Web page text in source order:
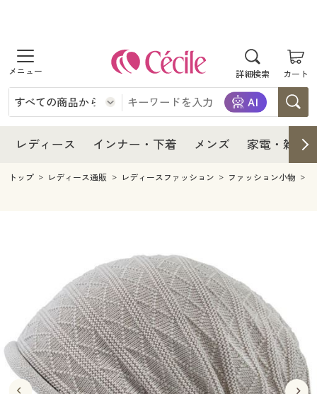
詳細検索 カート
商品を探す
レディース
レディースファッション
インナー・下着
インナー・下着通販すべて
ジュニア・ティーンズ下着
メンズ
メンズ下着
キッチン・雑貨・日用品
寝具・インテリア・家具
寝具・インテリア・家具通販すべて
家具・収納
寝具・ベッド
美容・健康
美容・健康通販すべて
美容・健康・サプリメント
制服・スクール
制服・スクールすべて
大きいサイズ
レディース インナー・下着 メンズ 家電・雑貨
レディース
レディース通販すべて
レディースファッション
インナー・下着
インナー・下着通販すべて
メンズ
キッチン・雑貨・日用品
家具・収納
寝具・ベッド
カーテン・ラグ・ファブリック
美容・健康通販すべて
美容・健康・サプリメント
制服・スクール
制服・スクールすべて
制服・学生服
大きいサイズ
大きいサイズ通販すべて
バーゲン
トップ レディース通販 レディースファッション ファッション小物